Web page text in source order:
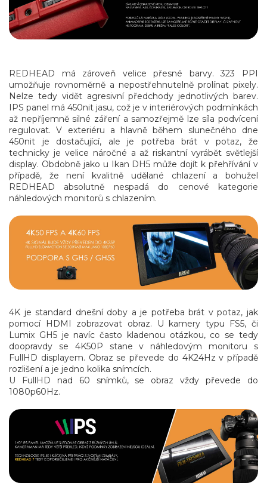
REDHEAD má zároveň velice přesné barvy. 323 PPI
umožňuje rovnoměrně a nepostřehnutelně prolínat pixely.
Nelze tedy vidět agresivní předchody jednotlivých barev.
IPS panel má 450nit jasu, což je v interiérových podmínkách
až nepříjemně silné záření a samozřejmě lze síla podvícení
regulovat. V exteriéru a hlavně během slunečného dne
450nit je dostačující, ale je potřeba brát v potaz, že
technicky je velice náročné a až riskantní vyrábět světlejší
display. Obdobně jako u Ikan DH5 může dojít k přehřívání v
případě, že není kvalitně udělané chlazení a bohužel
REDHEAD absolutně nespadá do cenové kategorie
náhledových monitorů s chlazením.
4K je standard dnešní doby a je potřeba brát v potaz, jak
pomocí HDMI zobrazovat obraz. U kamery typu FS5, či
Lumix GH5 je navíc často kladenou otázkou, co se tedy
doopravdy se 4K50P stane v náhledovým monitoru s
FullHD displayem. Obraz se převede do 4K24Hz v případě
rozlišení a je jedno kolika snímcích.
U FullHD nad 60 snímků, se obraz vždy převede do
1080p60Hz.